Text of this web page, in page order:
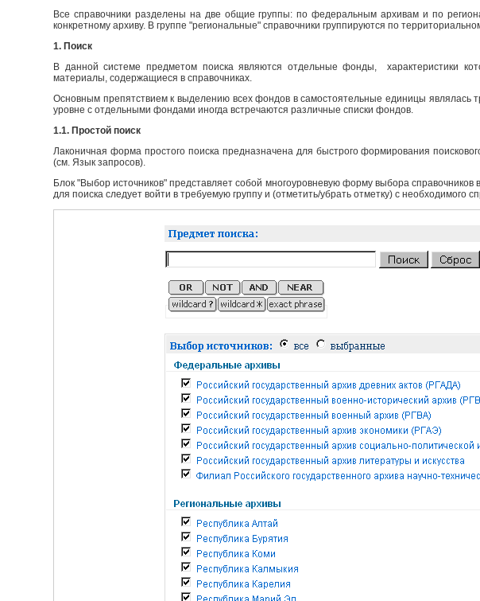
Все справочники разделены на две общие группы: по федеральным архивам и по
конкретному архиву. В группе "региональные" справочники группируются по
1. Поиск
В данной системе предметом поиска являются отдельные фонды, характеристики
материалы, содержащиеся в справочниках.
Основным препятствием к выделению всех фондов в самостоятельные единицы являлась
уровне с отдельными фондами иногда встречаются различные списки фондов.
1.1. Простой поиск
Лаконичная форма простого поиска предназначена для быстрого формирования
(см. Язык запросов).
Блок "Выбор источников" представляет собой многоуровневую форму выбора справочников
для поиска следует войти в требуемую группу и (отметить/убрать отметку) с необходимого